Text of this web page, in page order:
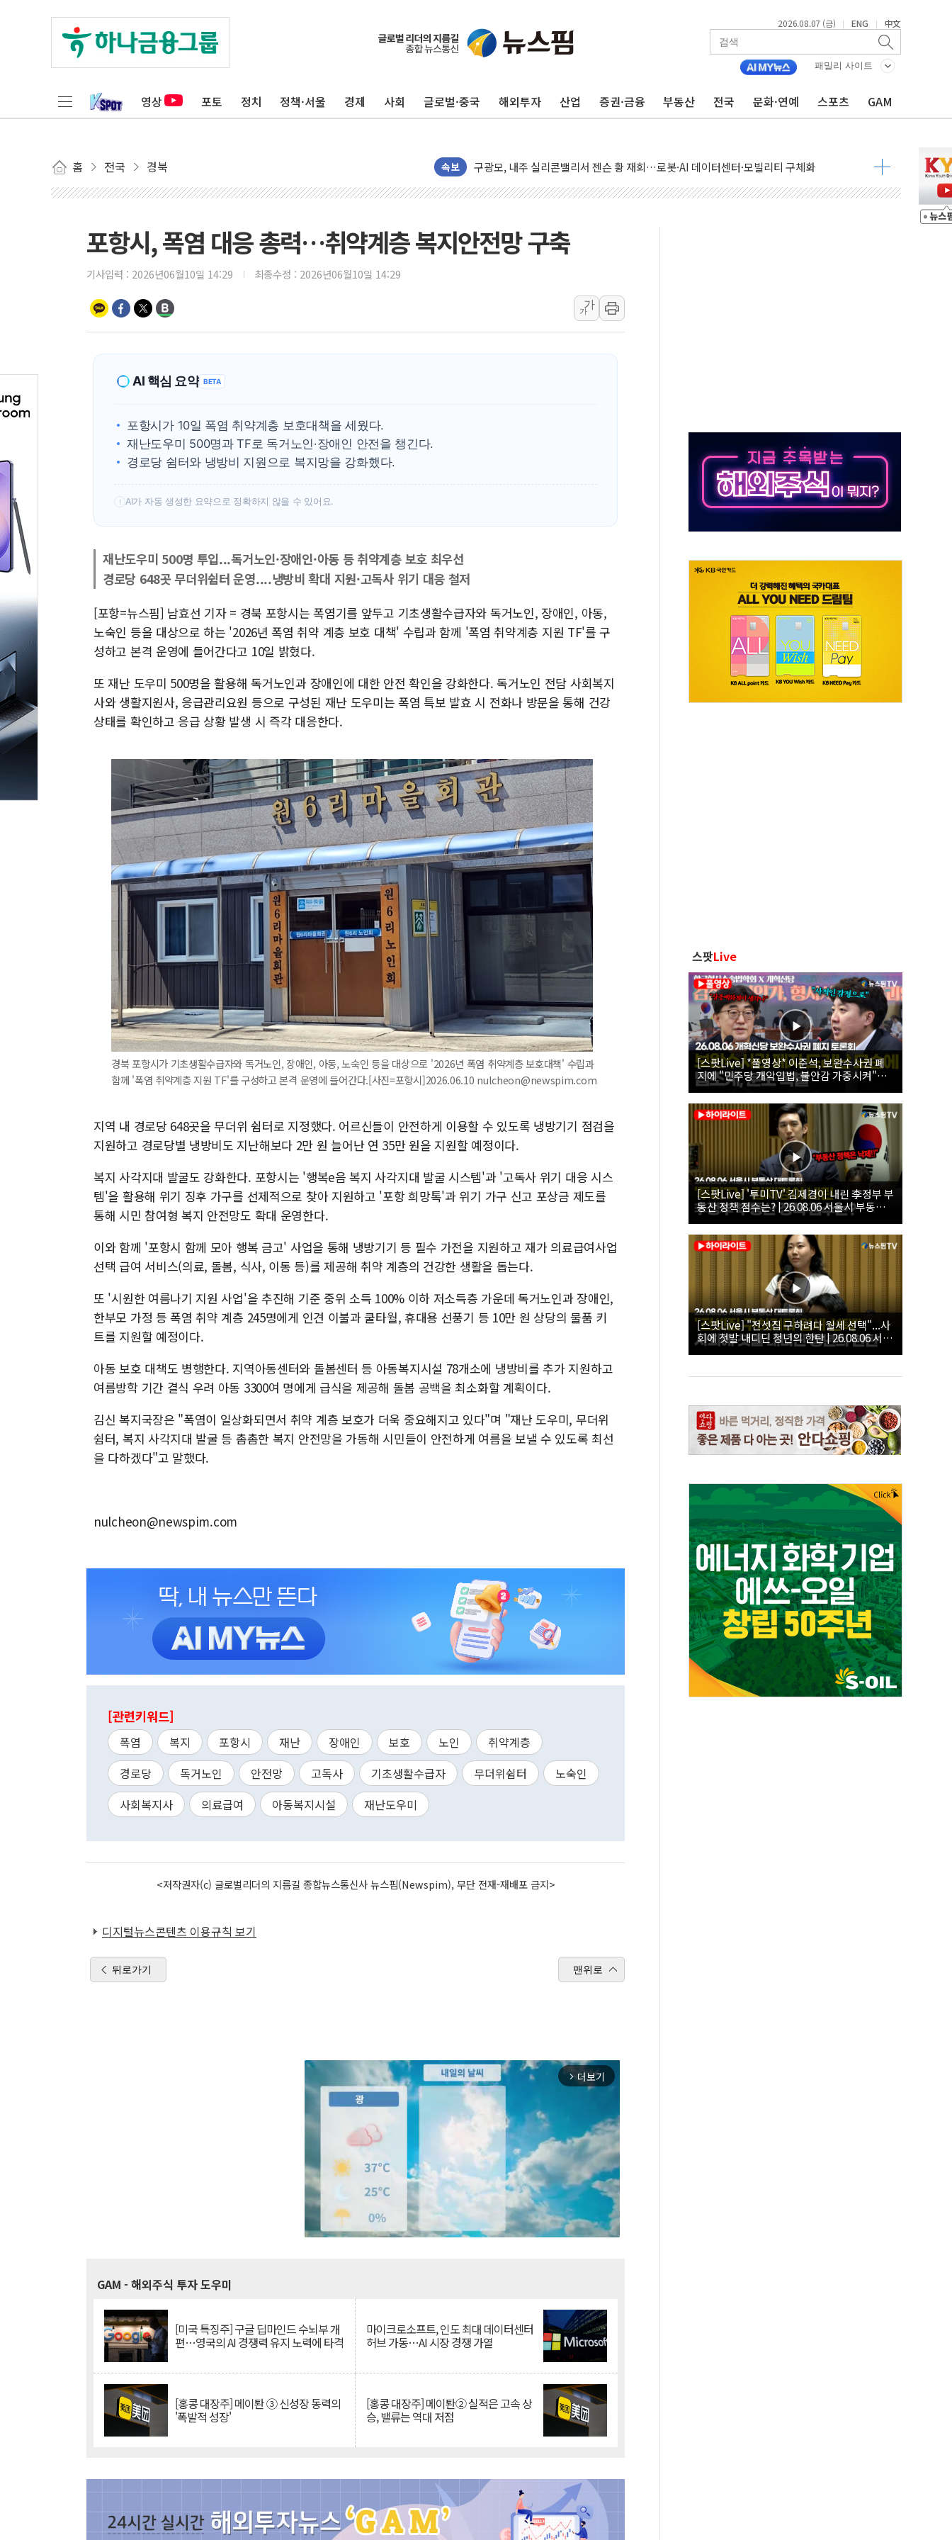
2026.08.07 (금) | ENG | 中文
패밀리 사이트
영상 포토 정치 정책·서울 경제 사회 글로벌·중국 해외투자 산업 증권·금융 부동산 전국 문화·연예 스포츠 GAM
홈 전국 경북 속보
유럽증시, 견조한 실적 소화하며 대부분 상승… "2분기 기업 순이익 21% 증가" 전망
리투아니아 국방 "러, 우크라 드론으로 나토 회원국 공격 검토… 거짓 깃발 작전"
뉴욕증시 개장 전 특징주...모더나·아이온큐·도어대시↑ VS 샌디스크·피그마·앱러빈↓
김정관 장관 "영업이익 N% 성과급 반대…상법·자본시장법 개정 논의"
청와대, 북한 단거리 탄도미사일 발사에 긴급 안보 점검회의
금값 7주 만에 최고…美 고용 둔화·호르무즈 재개방 기대에 강세
러, 1인칭시점 드론으로 우크라 민간인 '사파리' 공격… 시민들 공포감 극대화 전략
[베트남 증시] 지수 하락 속 'DGC' 임시 주총 기대감에 홀로 상한가…마진 잔액은 사상 최고
'월가의 황제' 다이먼 "금융시장 레버리지 위험수위…숨은 차입이 더 큰 변수"
양주 섬유염색공장서 화재 1명 중상…대응 1단계 진압 중
우크라 드론 전술, 중남미 콜롬비아에 새 안보 위기… 반군·마약카르텔이 습득해 전투 활용
주한미군 "오산기지 누출, 백린 아닌 무해한 표면 부식 물질"
구미 폐염산처리업체서 불 2시간30여분만에 진화...외국인 노동자 숨져
포항시, 폭염 대응 총력…취약계층 복지안전망 구축
기사입력 : 2026년06월10일 14:29 최종수정 : 2026년06월10일 14:29
가
가
AI 핵심 요약 BETA
포항시가 10일 폭염 취약계층 보호대책을 세웠다.
재난도우미 500명과 TF로 독거노인·장애인 안전을 챙긴다.
경로당 쉼터와 냉방비 지원으로 복지망을 강화했다.
! AI가 자동 생성한 요약으로 정확하지 않을 수 있어요.
재난도우미 500명 투입...독거노인·장애인·아동 등 취약계층 보호 최우선
경로당 648곳 무더위쉼터 운영....냉방비 확대 지원·고독사 위기 대응 철저
[포항=뉴스핌] 남효선 기자 = 경북 포항시는 폭염기를 앞두고 기초생활수급자와 독거노인, 장애인, 아동,
노숙인 등을 대상으로 하는 '2026년 폭염 취약 계층 보호 대책' 수립과 함께 '폭염 취약계층 지원 TF'를 구
성하고 본격 운영에 들어간다고 10일 밝혔다.
또 재난 도우미 500명을 활용해 독거노인과 장애인에 대한 안전 확인을 강화한다. 독거노인 전담 사회복지
사와 생활지원사, 응급관리요원 등으로 구성된 재난 도우미는 폭염 특보 발효 시 전화나 방문을 통해 건강
상태를 확인하고 응급 상황 발생 시 즉각 대응한다.
경북 포항시가 기초생활수급자와 독거노인, 장애인, 아동, 노숙인 등을 대상으로 '2026년 폭염 취약계층 보호대책' 수립과
함께 '폭염 취약계층 지원 TF'를 구성하고 본격 운영에 들어간다.[사진=포항시]2026.06.10 nulcheon@newspim.com
지역 내 경로당 648곳을 무더위 쉼터로 지정했다. 어르신들이 안전하게 이용할 수 있도록 냉방기기 점검을
지원하고 경로당별 냉방비도 지난해보다 2만 원 늘어난 연 35만 원을 지원할 예정이다.
복지 사각지대 발굴도 강화한다. 포항시는 '행복e음 복지 사각지대 발굴 시스템'과 '고독사 위기 대응 시스
템'을 활용해 위기 징후 가구를 선제적으로 찾아 지원하고 '포항 희망톡'과 위기 가구 신고 포상금 제도를
통해 시민 참여형 복지 안전망도 확대 운영한다.
이와 함께 '포항시 함께 모아 행복 금고' 사업을 통해 냉방기기 등 필수 가전을 지원하고 재가 의료급여사업
선택 급여 서비스(의료, 돌봄, 식사, 이동 등)를 제공해 취약 계층의 건강한 생활을 돕는다.
또 '시원한 여름나기 지원 사업'을 추진해 기준 중위 소득 100% 이하 저소득층 가운데 독거노인과 장애인,
한부모 가정 등 폭염 취약 계층 245명에게 인견 이불과 쿨타월, 휴대용 선풍기 등 10만 원 상당의 물품 키
트를 지원할 예정이다.
아동 보호 대책도 병행한다. 지역아동센터와 돌봄센터 등 아동복지시설 78개소에 냉방비를 추가 지원하고
여름방학 기간 결식 우려 아동 3300여 명에게 급식을 제공해 돌봄 공백을 최소화할 계획이다.
김신 복지국장은 "폭염이 일상화되면서 취약 계층 보호가 더욱 중요해지고 있다"며 "재난 도우미, 무더위
쉼터, 복지 사각지대 발굴 등 촘촘한 복지 안전망을 가동해 시민들이 안전하게 여름을 보낼 수 있도록 최선
을 다하겠다"고 말했다.
nulcheon@newspim.com
[관련키워드]
폭염 복지 포항시 재난 장애인 보호 노인
취약계층
경로당
독거노인 안전망 고독사 기초생활수급자 무더위쉼터
노숙인
사회복지사
의료급여 아동복지시설 재난도우미
<저작권자(c) 글로벌리더의 지름길 종합뉴스통신사 뉴스핌(Newspim), 무단 전재-재배포 금지>
디지털뉴스콘텐츠 이용규칙 보기
뒤로가기 맨위로
arrow_forward_ios 더보기
GAM - 해외주식 투자 도우미
[미국 특징주] 구글 딥마인드 수뇌부 개
편…영국의 AI 경쟁력 유지 노력에 타격
마이크로소프트, 인도 최대 데이터센터
허브 가동…AI 시장 경쟁 가열
[홍콩 대장주] 메이퇀 ③ 신성장 동력의
'폭발적 성장'
[홍콩 대장주] 메이퇀② 실적은 고속 상
승, 밸류는 역대 저점
스팟Live
[스팟Live] *풀영상* 이준석, 보완수사권 폐
지에 "민주당 개악입법, 불안감 가중시켜"｜
26.08.06 개혁신당 보완수사권 폐지 토론회
[스팟Live] '투미TV' 김제경이 내린 李정부 부
동산 정책 점수는? | 26.08.06 서울시 부동산
대토론회
[스팟Live] "전셋집 구하려다 월세 선택"...사
회에 첫발 내디딘 청년의 한탄 | 26.08.06 서울
시 부동산 대토론회